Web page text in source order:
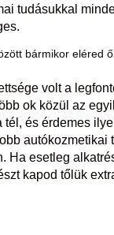
tudásukkal
bármikor eléred
volt a
ok közül az
és érdemes
Ha esetleg
kapod tőlük